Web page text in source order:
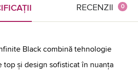
RECENZII 0
Black combină tehnologie
și design sofisticat în nuanța